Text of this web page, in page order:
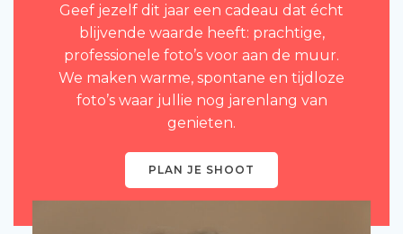
Geef jezelf dit jaar een cadeau dat écht
blijvende waarde heeft: prachtige,
professionele foto’s voor aan de muur.
We maken warme, spontane en tijdloze
foto’s waar jullie nog jarenlang van
genieten.
PLAN JE SHOOT